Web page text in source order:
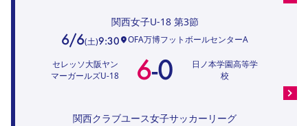
関西女子U-18 第3節
6/6(土)9:30 OFA万博フットボールセンターA
セレッソ大阪ヤン
マーガールズU-18
6-0
日ノ本学園高等学
校
関西クラブユース女子サッカーリーグ